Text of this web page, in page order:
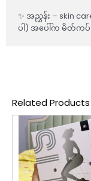
✨ အညွှန်း – skin
ပါ) အပေါ်က မိတ်က
Related Products
Original
price
was:
63,000 Ks.